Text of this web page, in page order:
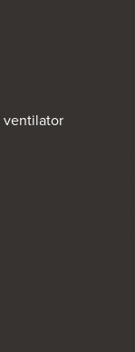
ventilator